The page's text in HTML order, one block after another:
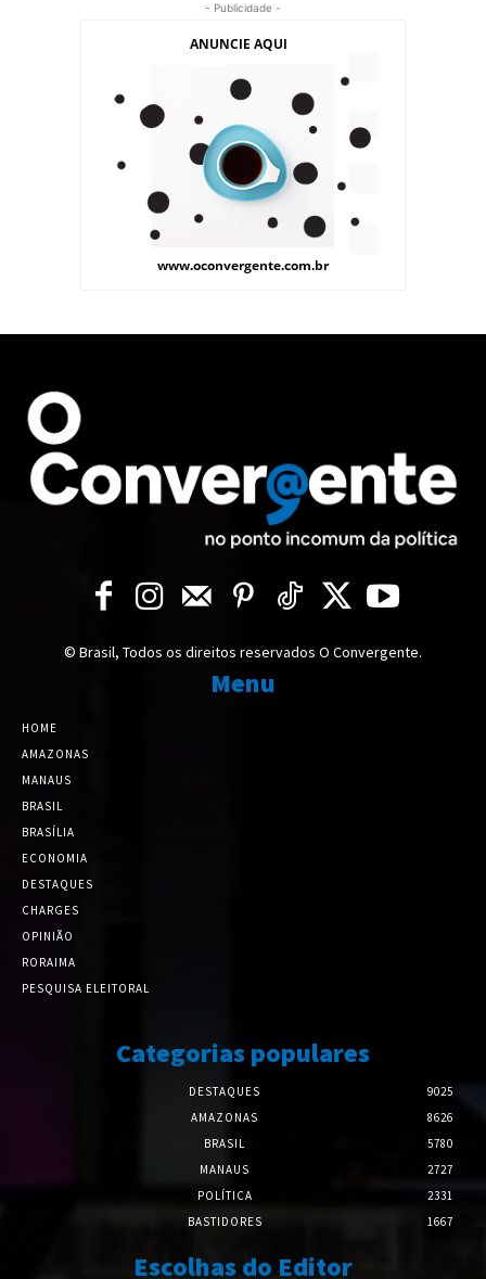
- Publicidade -
© Brasil, Todos os direitos reservados O Convergente.
Menu
HOME
AMAZONAS
MANAUS
BRASIL
BRASÍLIA
ECONOMIA
DESTAQUES
CHARGES
OPINIÃO
RORAIMA
PESQUISA ELEITORAL
Categorias populares
DESTAQUES
9025
AMAZONAS
8626
BRASIL
5780
MANAUS
2727
POLÍTICA
2331
BASTIDORES
1667
Escolhas do Editor